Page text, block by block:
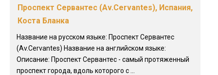
Проспект Сервантес (Av.Cervantes), Испания,
Коста Бланка
Название на русском языке: Проспект Сервантес
(Av.Cervantes) Название на английском языке:
Описание: Проспект Сервантес - самый протяженный
проспект города, вдоль которого с ...